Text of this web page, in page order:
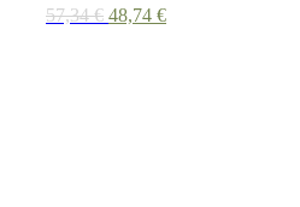
57,34€ O
48,74 €O